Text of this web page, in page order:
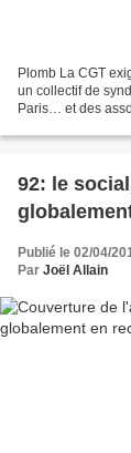
Plomb La CGT
un collectif de
Paris… et des
92: le
Publié le 02/04/
Par Joël Allain